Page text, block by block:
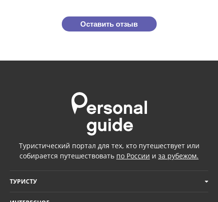
Оставить отзыв
Туристический портал для тех, кто путешествует или
собирается путешествовать по России и за рубежом.
ТУРИСТУ